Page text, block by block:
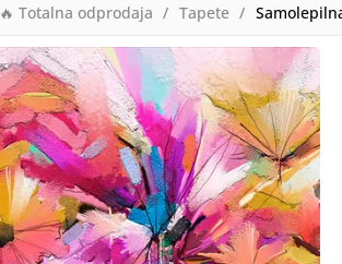
🔥 Totalna odprodaja Tapete